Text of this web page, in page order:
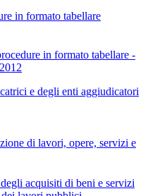
in formato tabellare
in formato tabellare -
e degli enti aggiudicatori
di lavori, opere, servizi e
acquisiti di beni e servizi